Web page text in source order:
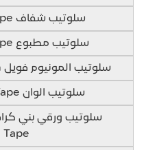
سلوتيب شفاف Scotch Adhesive Tape
سلوتيب مطبوع Printed Adhesive Tape
سلوتيب المونيوم فويل Adhesive tape almunium
سلوتيب الوان Colored Adhesive Tape
Tape